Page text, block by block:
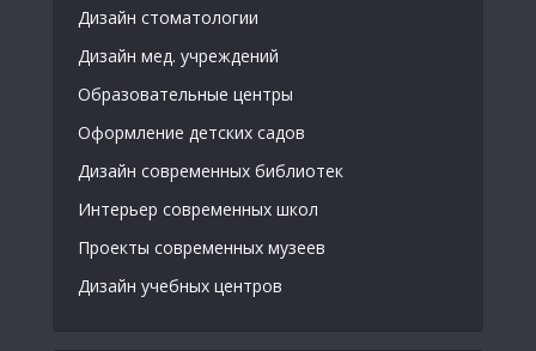
Дизайн стоматологии
Дизайн мед. учреждений
Образовательные центры
Оформление детских садов
Дизайн современных библиотек
Интерьер современных школ
Проекты современных музеев
Дизайн учебных центров